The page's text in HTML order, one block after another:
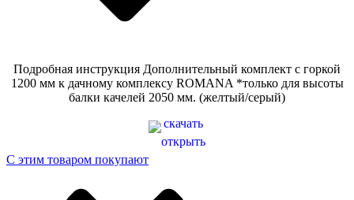
Подробная инструкция Дополнительный комплект с горкой
1200 мм к дачному комплексу ROMANA *только для высоты
балки качелей 2050 мм. (желтый/серый)
скачать
открыть
С этим товаром покупают